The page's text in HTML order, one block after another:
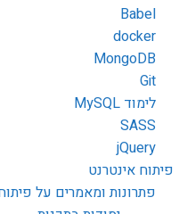
Babel
docker
MongoDB
Git
לימוד MySQL
SASS
jQuery
פיתוח אינטרנט
פתרונות ומאמרים על